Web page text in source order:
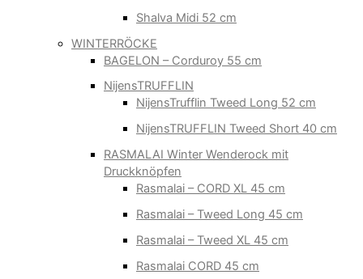
Shalva Midi 52 cm
WINTERRÖCKE
BAGELON – Corduroy 55 cm
NijensTRUFFLIN
NijensTrufflin Tweed Long 52 cm
NijensTRUFFLIN Tweed Short 40 cm
RASMALAI Winter Wenderock mit
Druckknöpfen
Rasmalai – CORD XL 45 cm
Rasmalai – Tweed Long 45 cm
Rasmalai – Tweed XL 45 cm
Rasmalai CORD 45 cm